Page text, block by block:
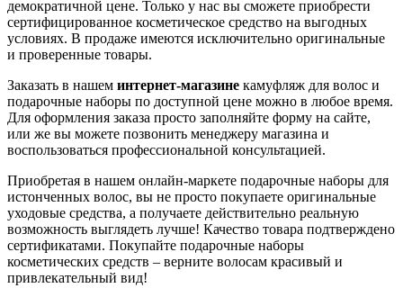
демократичной цене. Только у нас вы сможете приобрести
сертифицированное косметическое средство на выгодных
условиях. В продаже имеются исключительно оригинальные
и проверенные товары.
Заказать в нашем интернет-магазине камуфляж для волос и
подарочные наборы по доступной цене можно в любое время.
Для оформления заказа просто заполняйте форму на сайте,
или же вы можете позвонить менеджеру магазина и
воспользоваться профессиональной консультацией.
Приобретая в нашем онлайн-маркете подарочные наборы для
истонченных волос, вы не просто покупаете оригинальные
уходовые средства, а получаете действительно реальную
возможность выглядеть лучше! Качество товара подтверждено
сертификатами. Покупайте подарочные наборы
косметических средств – верните волосам красивый и
привлекательный вид!